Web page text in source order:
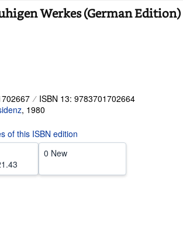
Werkes (German Edition)
ISBN 13: 9783701702664
, 1980
of this ISBN edition
0 New